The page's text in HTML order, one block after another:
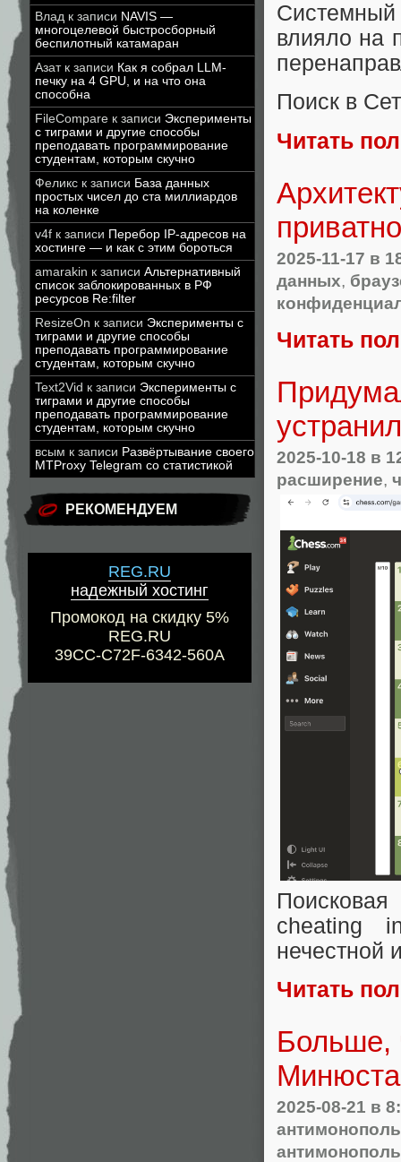
Влад к записи NAVIS —
многоцелевой быстросборный
беспилотный катамаран
Азатк записи Как я собрал LLM-
печку на 4 GPU, и на что она
способна
FileCompare к записи Эксперименты
с тиграми и другие способы
преподавать программирование
студентам, которым скучно
Феликс к записи База данных
простых чисел до ста миллиардов
на коленке
v4f к записи Перебор IP-адресов на
хостинге — и как с этим бороться
amarakin к записи Альтернативный
список заблокированных в РФ
ресурсов Re:filter
ResizeOn к записи Эксперименты с
тиграми и другие способы
преподавать программирование
студентам, которым скучно
Text2Vid к записи Эксперименты с
тиграми и другие способы
преподавать программирование
студентам, которым скучно
всым к записи Развёртывание своего
MTProxy Telegram со статистикой
РЕКОМЕНДУЕМ
REG.RU
надежный хостинг
Промокод на скидку 5%
REG.RU
39CC-C72F-6342-560A
влияло на
Поиск в
Читать
2025-11-17 в
данных,
Читать
2025-10-18 в
расширение,
cheating
нечестной
Читать
Больше,
2025-08-21 в